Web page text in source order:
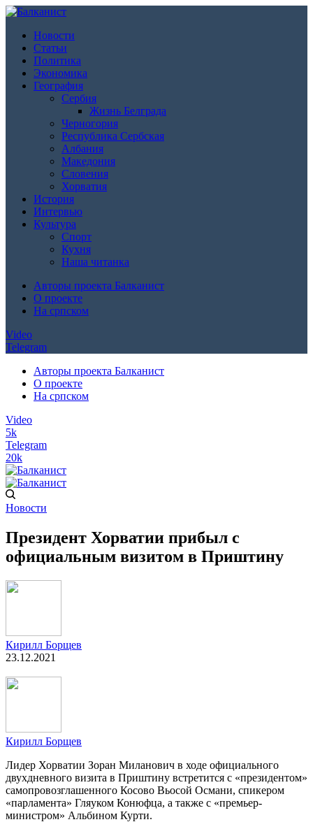
Новости
Статьи
Политика
Экономика
География
Сербия
Жизнь Белграда
Черногория
Республика Сербская
Албания
Македония
Словения
Хорватия
История
Интервью
Культура
Спорт
Кухня
Наша читанка
Авторы проекта Балканист
О проекте
На српском
Video
Telegram
Авторы проекта Балканист
О проекте
На српском
Video
5k
Telegram
20k
Новости
Президент Хорватии прибыл с
официальным визитом в Приштину
Кирилл Борщев
23.12.2021
Кирилл Борщев
Лидер Хорватии Зоран Миланович в ходе официального
двухдневного визита в Приштину встретится с «президентом»
самопровозглашенного Косово Вьосой Османи, спикером
«парламента» Гляуком Конюфца, а также с «премьер-
министром» Альбином Курти.